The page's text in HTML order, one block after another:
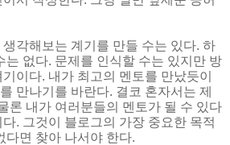
각해보는 계기를 만들 수는 있다. 하
는 없다. 문제를 인식할 수는 있지만 방
이다. 내가 최고의 멘토를 만났듯이
만나기를 바란다. 결코 혼자서는 제
론 내가 여러분들의 멘토가 될 수 있다
. 그것이 블로그의 가장 중요한 목적
다면 찾아 나서야 한다.